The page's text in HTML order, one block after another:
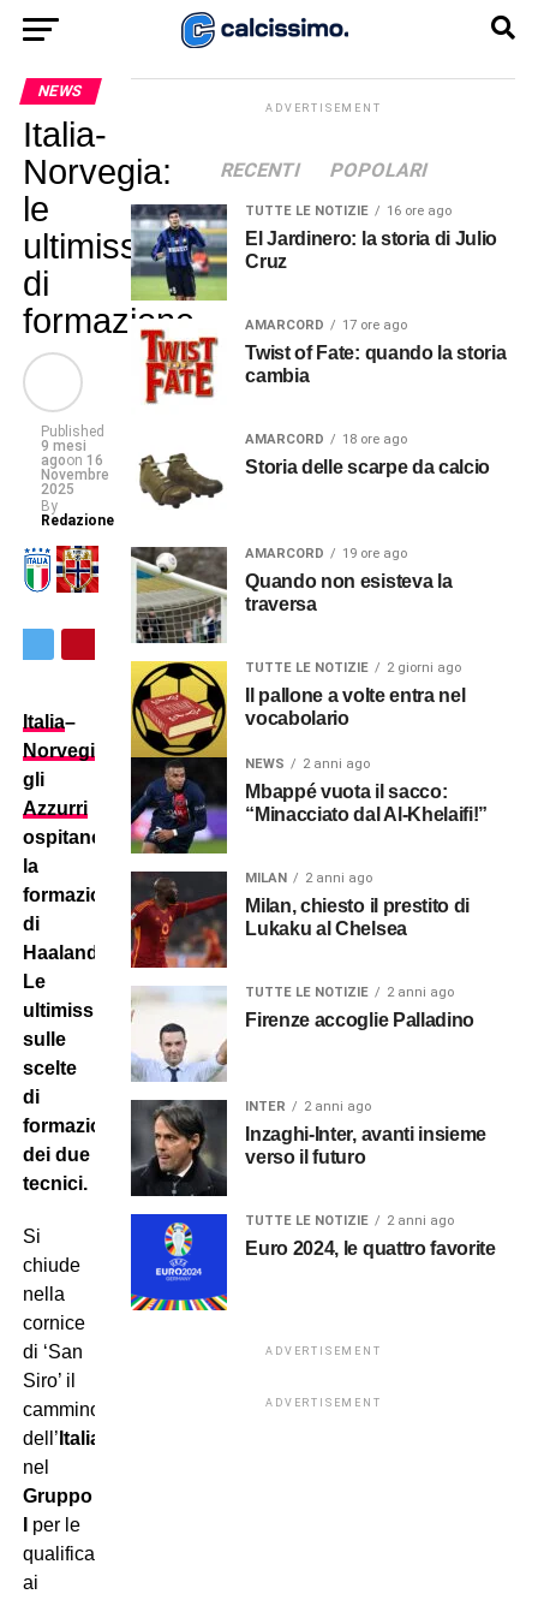
NEWS
Italia-
Norvegia:
le
ultimissime
di
formazione
Published
9 mesi
agoon 16
Novembre
2025
By
Redazione
Italia–
Norvegia
gli
Azzurri
ospitano
la
formazione
di
Haaland.
Le
ultimissime
sulle
scelte
di
formazione
dei due
tecnici.
Si
chiude
nella
cornice
di ‘San
Siro’ il
cammino
dell’ Italia
nel
Gruppo
per le
qualificazioni
ai
ADVERTISEMENT
RECENTI POPOLARI
TUTTE LE NOTIZIE 16 ore ago
El Jardinero: la storia di Julio
Cruz
AMARCORD 17 ore ago
Twist of Fate: quando la storia
cambia
AMARCORD 18 ore ago
Storia delle scarpe da calcio
AMARCORD 19 ore ago
Quando non esisteva la
traversa
TUTTE LE NOTIZIE 2 giorni ago
Il pallone a volte entra nel
vocabolario
NEWS 2 anni ago
Mbappé vuota il sacco:
“Minacciato dal Al-Khelaifi!”
MILAN 2 anni ago
Milan, chiesto il prestito di
Lukaku al Chelsea
TUTTE LE NOTIZIE 2 anni ago
Firenze accoglie Palladino
INTER 2 anni ago
Inzaghi-Inter, avanti insieme
verso il futuro
TUTTE LE NOTIZIE 2 anni ago
Euro 2024, le quattro favorite
ADVERTISEMENT
ADVERTISEMENT